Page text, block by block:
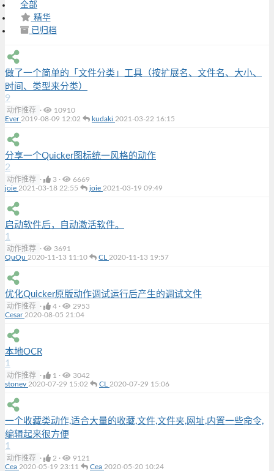
全部
精华
已归档
做了一个简单的「文件分类」工具（按扩展名、文件名、大小、
时间、类型来分类）
9
动作推荐 ·
10910
Ever 2019-08-09 12:02 kudaki 2021-03-22 16:15
分享一个Quicker图标统一风格的动作
2
动作推荐 · 3 ·
6669
joie 2021-03-18 22:55 joie 2021-03-19 09:49
启动软件后，自动激活软件。
1
动作推荐 ·
3691
QuQu 2020-11-13 11:10 CL 2020-11-13 19:57
优化Quicker原版动作调试运行后产生的调试文件
动作推荐 · 4 ·
2953
Cesar 2020-08-05 21:04
本地OCR
1
动作推荐 · 1 ·
3042
stonev 2020-07-29 15:02 CL 2020-07-29 15:06
一个收藏类动作,适合大量的收藏,文件,文件夹,网址,内置一些命令,
编辑起来很方便
1
动作推荐 · 2 ·
9121
Cea 2020-05-19 23:11 Cea 2020-05-20 10:24